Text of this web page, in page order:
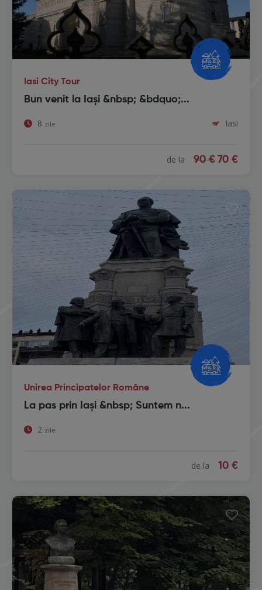
Iasi City Tour
Bun venit la Iași &nbsp; &bdquo;...
8 zile Iasi
de la 90 € 70 €
Unirea Principatelor Române
La pas prin Iași &nbsp; Suntem n...
2 zile
de la 10 €